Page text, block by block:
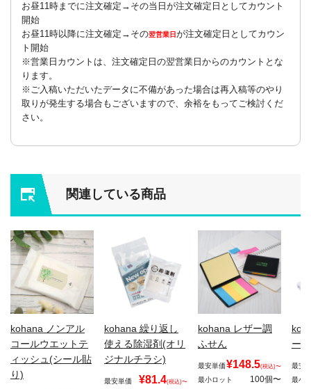
お昼11時までに注文確定→その当日が注文確定日としてカウント
開始
お昼11時以降に注文確定→その翌営業日が注文確定日としてカウン
ト開始
※営業日カウントは、注文確定日の翌営業日からのカウントとな
ります。
※ご入稿いただいたデータに不備があった場合は再入稿等のやり
取りが発生する場合もございますので、余裕をもってご検討くだ
さい。
関連している商品
kohana ノンアル
コールウエットテ
ィッシュ(シール貼
り)
kohana 繰り返し
使える除湿剤(オリ
ジナルチラシ)
最安単価 ¥81.4(税込)〜
kohana レザー調
ふせん
最安単価¥148.5(税込)〜
最小ロット 100個〜
ー
最安
最小